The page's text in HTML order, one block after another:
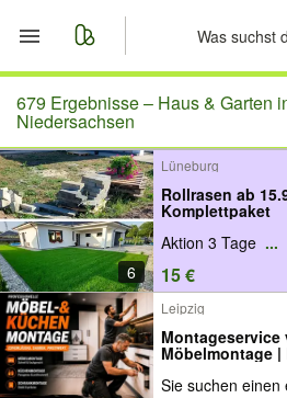
Start
Merkliste
Nachrichten
Anzeige aufgeben
679 Ergebnisse – Haus & Garten
Niedersachsen
6
Lüneburg
Rollrasen ab
Komplettpaket
Aktion 3 Tage ...
15 €
Leipzig
Montageservice
Möbelmontage
Küchenaufbau
Demontage,
Sie suchen einen